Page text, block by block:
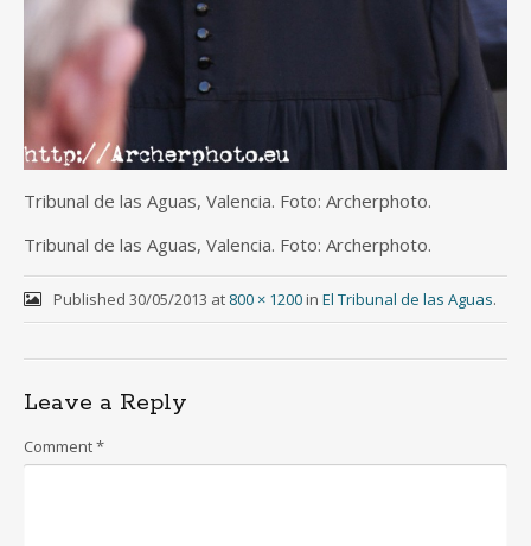
Tribunal de las Aguas, Valencia. Foto: Archerphoto.
Tribunal de las Aguas, Valencia. Foto: Archerphoto.
Published 30/05/2013 at 800 × 1200in El Tribunal de las Aguas.
Leave a Reply
Comment*